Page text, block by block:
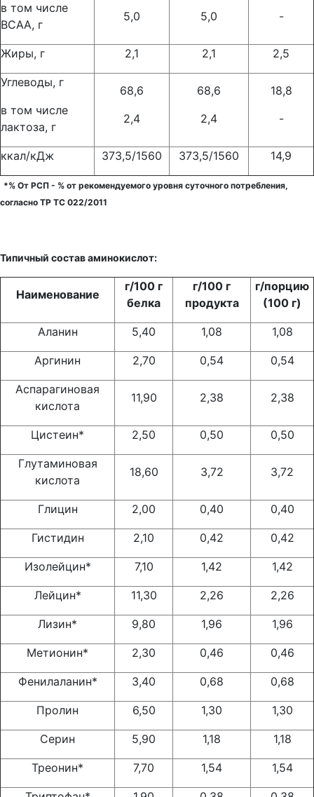
в том числе
BCAA, г
5,0
5,0
-
Жиры, г 2,1 2,1 2,5
Углеводы, г
в том числе
лактоза, г
68,6
2,4
68,6
2,4
18,8
-
ккал/кДж 373,5/1560 373,5/1560 14,9
*% От РСП - % от рекомендуемого уровня суточного потребления,
согласно ТР ТС 022/2011
Типичный состав аминокислот:
Наименование
г/100 г
белка
г/100 г
продукта
г/порцию
(100 г)
Аланин 5,40 1,08 1,08
Аргинин 2,70 0,54 0,54
Аспарагиновая
кислота
11,90 2,38 2,38
Цистеин* 2,50 0,50 0,50
Глутаминовая
кислота
18,60 3,72 3,72
Глицин 2,00 0,40 0,40
Гистидин 2,10 0,42 0,42
Изолейцин* 7,10 1,42 1,42
Лейцин* 11,30 2,26 2,26
Лизин* 9,80 1,96 1,96
Метионин* 2,30 0,46 0,46
Фенилаланин* 3,40 0,68 0,68
Пролин 6,50 1,30 1,30
Серин 5,90 1,18 1,18
Треонин* 7,70 1,54 1,54